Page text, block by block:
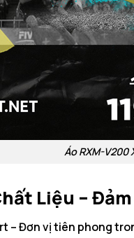
Áo RXM-V200
Liệu –
– Đơn vị tiên phong